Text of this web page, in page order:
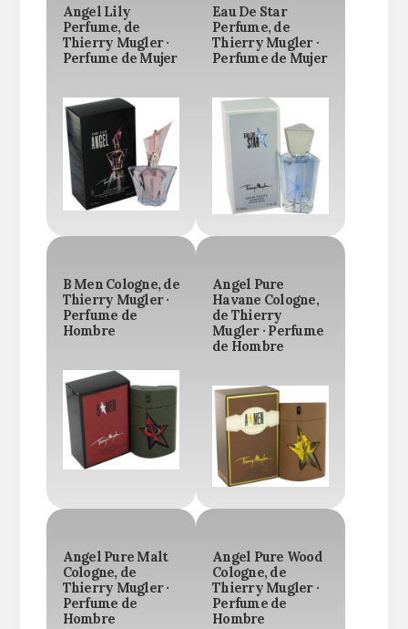
Angel Lily
Perfume, de
Thierry Mugler ·
Perfume de Mujer
Eau De Star
Perfume, de
Thierry Mugler ·
Perfume de Mujer
B Men Cologne, de
Thierry Mugler ·
Perfume de
Hombre
Angel Pure
Havane Cologne,
de Thierry
Mugler · Perfume
de Hombre
Angel Pure Malt
Cologne, de
Thierry Mugler ·
Perfume de
Hombre
Angel Pure Wood
Cologne, de
Thierry Mugler ·
Perfume de
Hombre